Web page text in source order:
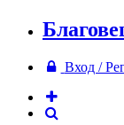
Вход /